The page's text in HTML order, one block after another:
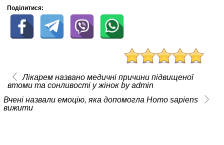
Поділитися:
Лікарем названо медичні причини підвищеної
втоми та сонливості у жінок by admin
Вчені назвали емоцію, яка допомогла Homo sapiens
вижити